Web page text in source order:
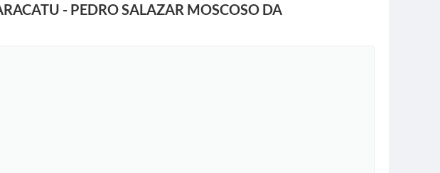
- PEDRO SALAZAR MOSCOSO DA